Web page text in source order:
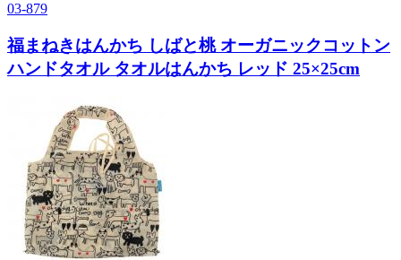
03-879
福まねきはんかち しばと桃 オーガニックコットン
ハンドタオル タオルはんかち レッド 25×25cm